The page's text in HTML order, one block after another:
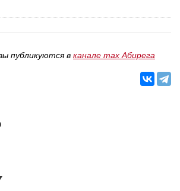
публикуются в канале max Абирега